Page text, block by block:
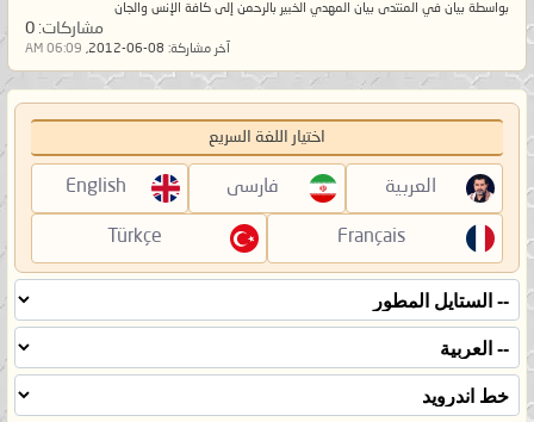
بواسطة بيان في المنتدى بيان المهدي الخبير بالرحمن إلى كافة الإنس والجان
مشاركات:
آخر مشاركة: 06:09 AM
اختيار اللغة السريع
العربية فارسی English
Français
Türkçe